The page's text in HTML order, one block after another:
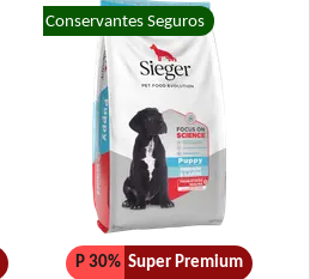
Conservantes Seguros
P 30% Super Premium